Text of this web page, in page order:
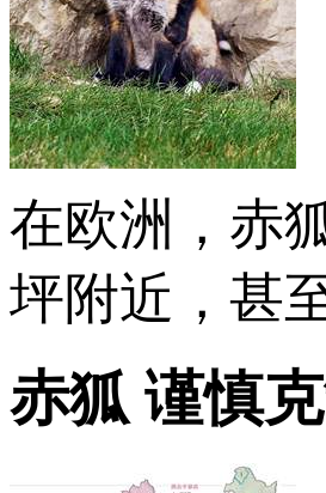
在欧洲，赤
坪附近，甚
赤狐 谨慎